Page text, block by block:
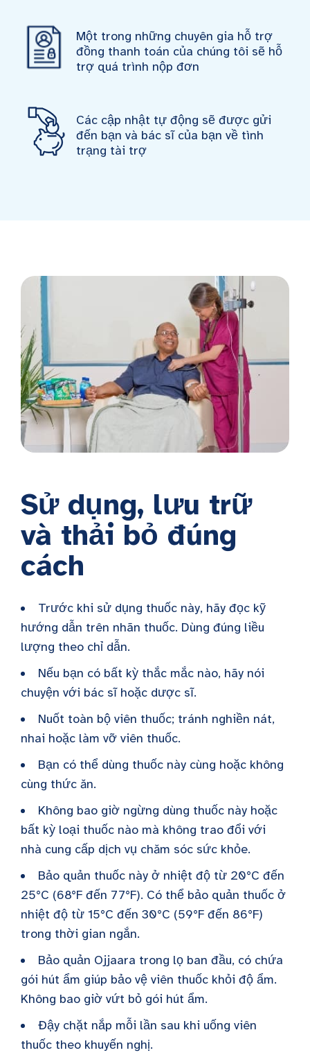
Một trong những chuyên gia hỗ trợ
đồng thanh toán của chúng tôi sẽ hỗ
trợ quá trình nộp đơn
Các cập nhật tự động sẽ được gửi
đến bạn và bác sĩ của bạn về tình
trạng tài trợ
Sử dụng, lưu trữ
và thải bỏ đúng
cách
Trước khi sử dụng thuốc này, hãy đọc kỹ
hướng dẫn trên nhãn thuốc. Dùng đúng liều
lượng theo chỉ dẫn.
Nếu bạn có bất kỳ thắc mắc nào, hãy nói
chuyện với bác sĩ hoặc dược sĩ.
Nuốt toàn bộ viên thuốc; tránh nghiền nát,
nhai hoặc làm vỡ viên thuốc.
Bạn có thể dùng thuốc này cùng hoặc không
cùng thức ăn.
Không bao giờ ngừng dùng thuốc này hoặc
bất kỳ loại thuốc nào mà không trao đổi với
nhà cung cấp dịch vụ chăm sóc sức khỏe.
Bảo quản thuốc này ở nhiệt độ từ 20°C đến
25°C (68°F đến 77°F). Có thể bảo quản thuốc ở
nhiệt độ từ 15°C đến 30°C (59°F đến 86°F)
trong thời gian ngắn.
Bảo quản Ojjaara trong lọ ban đầu, có chứa
gói hút ẩm giúp bảo vệ viên thuốc khỏi độ ẩm.
Không bao giờ vứt bỏ gói hút ẩm.
Đậy chặt nắp mỗi lần sau khi uống viên
thuốc theo khuyến nghị.